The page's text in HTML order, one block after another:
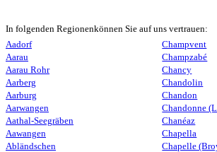
In folgenden Regionenkönnen Sie auf uns vertrauen:
Aadorf
Aarau
Aarau Rohr
Aarberg
Aarburg
Aarwangen
Aathal-Seegräben
Aawangen
Abländschen
Champvent
Champzabé
Chancy
Chandolin
Chandon
Chandonne
Chanéaz
Chapella
Chapelle